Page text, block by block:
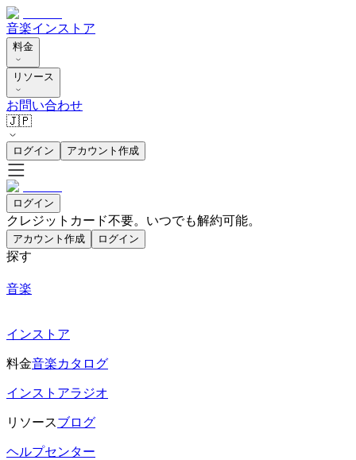
音楽インストア
料金
リソース
お問い合わせ
🇯🇵
ログイン アカウント作成
ログイン
クレジットカード不要。いつでも解約可能。
アカウント作成 ログイン
探す
音楽
インストア
料金音楽カタログ
インストアラジオ
リソースブログ
ヘルプセンター